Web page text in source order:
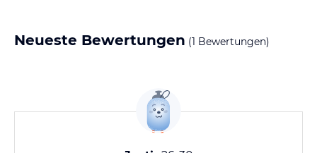
Neueste Bewertungen (1 Bewertungen)